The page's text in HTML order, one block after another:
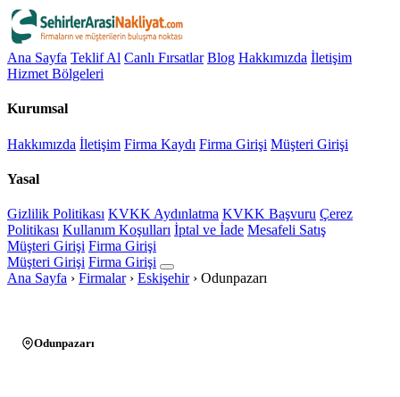
Ana Sayfa Teklif Al Canlı Fırsatlar Blog Hakkımızda İletişim
Hizmet Bölgeleri
Kurumsal
Hakkımızda İletişim Firma Kaydı Firma Girişi Müşteri Girişi
Yasal
Gizlilik Politikası KVKK Aydınlatma KVKK Başvuru Çerez
Politikası Kullanım Koşulları İptal ve İade Mesafeli Satış
Müşteri Girişi Firma Girişi
Müşteri Girişi Firma Girişi
Ana Sayfa › Firmalar › Eskişehir › Odunpazarı
Odunpazarı